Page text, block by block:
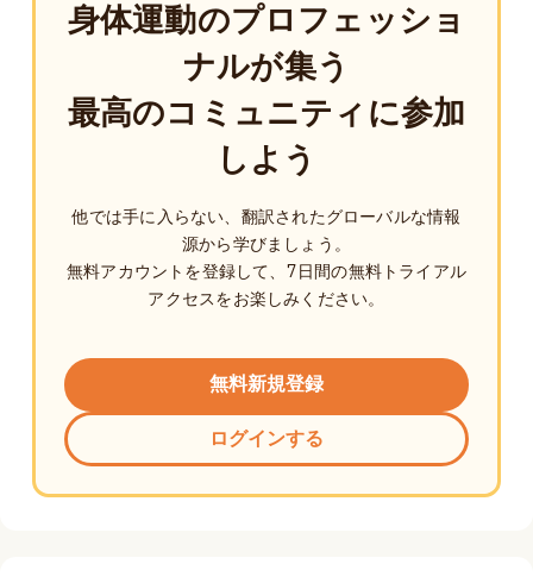
身体運動のプロフェッショ
ナルが集う
最高のコミュニティに参加
しよう
他では手に入らない、翻訳されたグローバルな情報
源から学びましょう。
無料アカウントを登録して、7日間の無料トライアル
アクセスをお楽しみください。
無料新規登録
ログインする